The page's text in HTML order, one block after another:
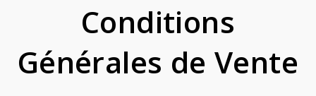
Conditions
Générales de Vente